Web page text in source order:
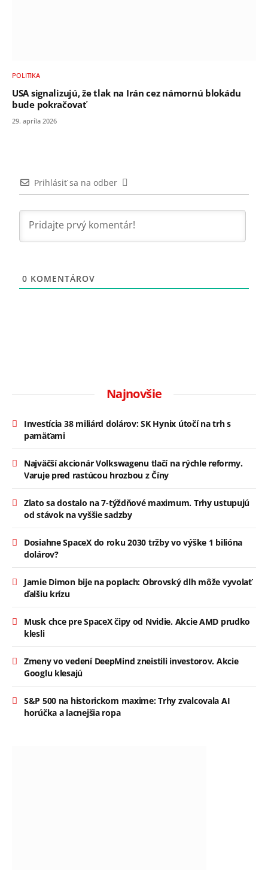
POLITIKA
USA signalizujú, že tlak na Irán cez námornú blokádu
bude pokračovať
29. apríla 2026
Prihlásiť sa na odber
0 KOMENTÁROV
Najnovšie
Investícia 38 miliárd dolárov: SK Hynix útočí na trh s
pamäťami
Najväčší akcionár Volkswagenu tlačí na rýchle reformy.
Varuje pred rastúcou hrozbou z Číny
Zlato sa dostalo na 7-týždňové maximum. Trhy ustupujú
od stávok na vyššie sadzby
Dosiahne SpaceX do roku 2030 tržby vo výške 1 bilióna
dolárov?
Jamie Dimon bije na poplach: Obrovský dlh môže vyvolať
ďalšiu krízu
Musk chce pre SpaceX čipy od Nvidie. Akcie AMD prudko
klesli
Zmeny vo vedení DeepMind zneistili investorov. Akcie
Googlu klesajú
S&P 500 na historickom maxime: Trhy zvalcovala AI
horúčka a lacnejšia ropa